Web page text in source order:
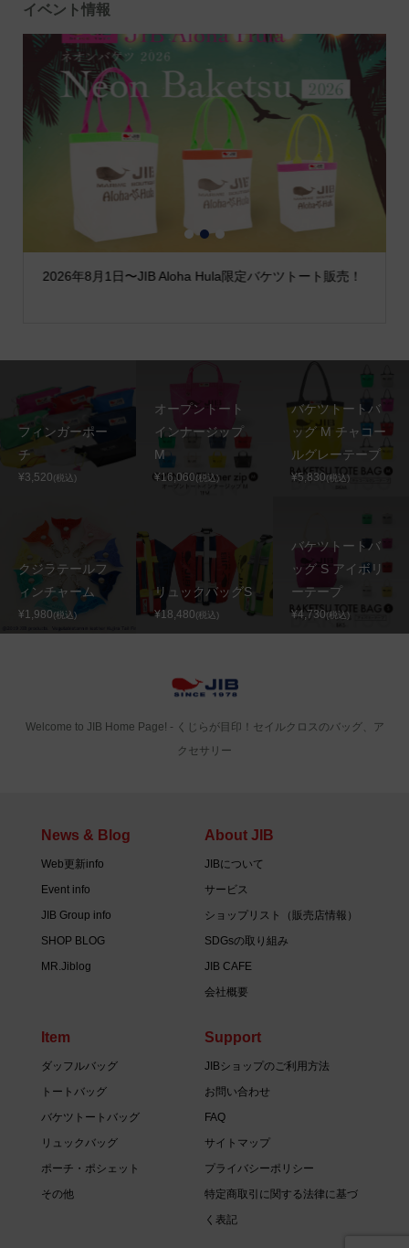
イベント情報
2026年8月1日〜JIB Aloha Hula限定バケツトート販売！
1 2 3
フィンガーポー
チ
¥3,520(税込)
オープントート
インナージップ
M
¥16,060(税込)
バケツトートバ
ッグ M チャコー
ルグレーテープ
¥5,830(税込)
クジラテールフ
ィンチャーム
¥1,980(税込)
リュックバッグS
¥18,480(税込)
バケツトートバ
ッグ S アイボリ
ーテープ
¥4,730(税込)
Welcome to JIB Home Page! ‐ くじらが目印！セイルクロスのバッグ、ア
クセサリー
News & Blog
Web更新info
Event info
JIB Group info
SHOP BLOG
MR.Jiblog
About JIB
JIBについて
サービス
ショップリスト（販売店情報）
SDGsの取り組み
JIB CAFE
会社概要
Item
ダッフルバッグ
トートバッグ
バケツトートバッグ
リュックバッグ
ポーチ・ポシェット
その他
Support
JIBショップのご利用方法
お問い合わせ
FAQ
サイトマップ
プライバシーポリシー
特定商取引に関する法律に基づ
く表記